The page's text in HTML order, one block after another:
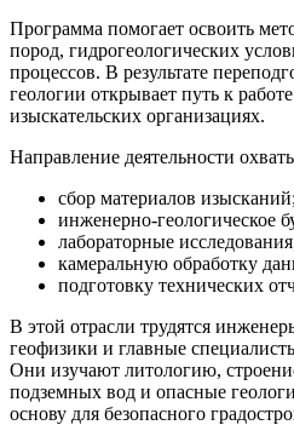
Программа помогает освоить
пород, гидрогеологических
процессов. В результате
геологии открывает путь к
изыскательских организациях.
Направление деятельности
сбор материалов
инженерно-геологическое
лабораторные
камеральную обработку
подготовку технических
В этой отрасли трудятся
геофизики и главные
Они изучают литологию,
подземных вод и опасные
основу для безопасного